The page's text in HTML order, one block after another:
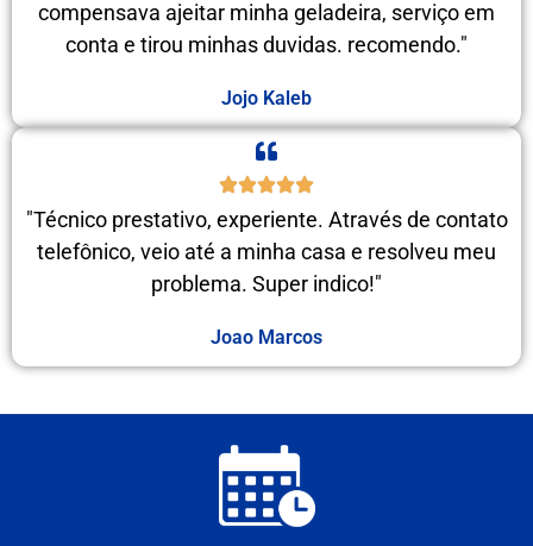
compensava ajeitar minha geladeira, serviço em
conta e tirou minhas duvidas. recomendo."
Jojo Kaleb
"Técnico prestativo, experiente. Através de contato
telefônico, veio até a minha casa e resolveu meu
problema. Super indico!"
Joao Marcos